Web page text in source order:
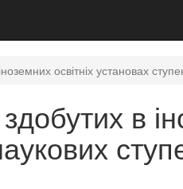
освітніх установах
в